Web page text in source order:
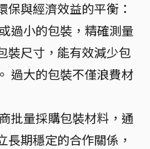
與經濟效益的平衡：
過小的包裝，精確測量
裝尺寸，能有效減少包
過大的包裝不僅浪費材
批量採購包裝材料，通
長期穩定的合作關係，